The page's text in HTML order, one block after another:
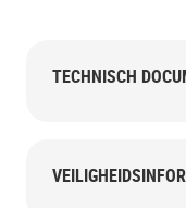
TECHNISCH